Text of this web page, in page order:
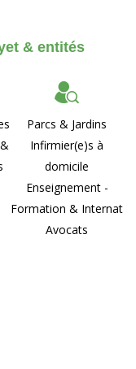
& entités
Parcs & Jardins
Infirmier(e)s à
domicile
Enseignement -
Formation & Internat
Avocats